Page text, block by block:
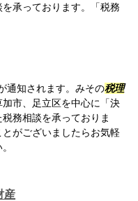
を承っております。「税務
通知されます。みその税理
市、足立区を中心に「決
務相談を承っておりま
がございましたらお気軽
産